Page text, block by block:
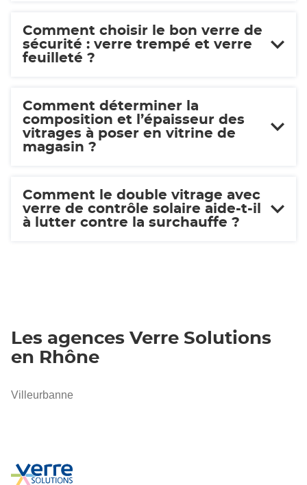
Comment choisir le bon verre de
sécurité : verre trempé et verre
feuilleté ?
Comment déterminer la
composition et l’épaisseur des
vitrages à poser en vitrine de
magasin ?
Comment le double vitrage avec
verre de contrôle solaire aide-t-il
à lutter contre la surchauffe ?
Les agences Verre Solutions
en Rhône
Villeurbanne